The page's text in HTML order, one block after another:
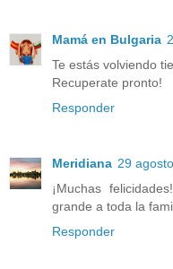
Mamá en Bulgaria
Te estás volviendo
Recuperate pronto!
Responder
Meridiana 29
¡Muchas
grande a toda la
Responder